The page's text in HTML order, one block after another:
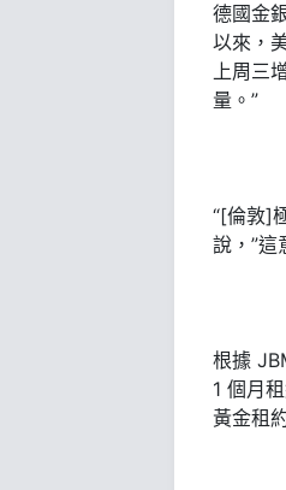
德國金
以來，
上周三
量。”
“[倫敦]
說，”這
根據
1 個月
黃金租